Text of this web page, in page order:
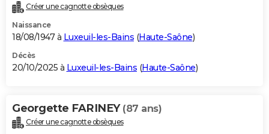
Destinations
City break
Voyage nature
Voyage de noces
Forum
Climat
+PHOTO
GUIDES D'ACHAT
BONS PLANS
Carte de Noël
Carte Bonne année
Carte Saint-Valentin
Carte Pâques
Carte d'anniversaire
DICTIONNAIRE
Créer une cagnotte obsèques
Naissance
18/08/1947 à Luxeuil-les-Bains (Haute-Saône)
Décès
20/10/2025 à Luxeuil-les-Bains (Haute-Saône)
Georgette FARINEY (87 ans)
Créer une cagnotte obsèques